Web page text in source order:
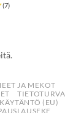
(7)
JA MEKOT
TIETOTURVA
(EU)